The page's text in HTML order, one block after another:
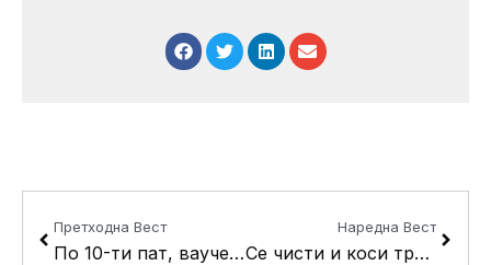
Претходна Вест
По 10-ти пат, ваучери за новороденчињата од Кисела Вода
Наредна Вест
Се чисти и коси трим-патеката во општина Кисела Вода